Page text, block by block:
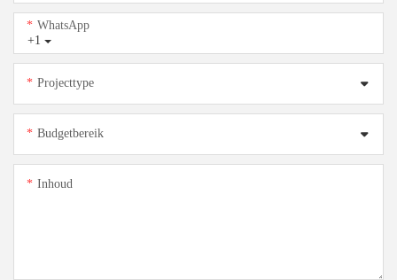
+1
WhatsApp
Projecttype
Budgetbereik
Inhoud